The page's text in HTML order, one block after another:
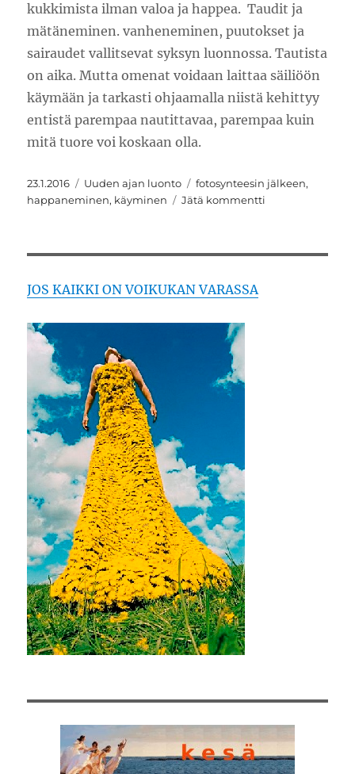
kukkimista ilman valoa ja happea. Taudit ja
mätäneminen. vanheneminen, puutokset ja
sairaudet vallitsevat syksyn luonnossa. Tautista
on aika. Mutta omenat voidaan laittaa säiliöön
käymään ja tarkasti ohjaamalla niistä kehittyy
entistä parempaa nautittavaa, parempaa kuin
mitä tuore voi koskaan olla.
Julkaistu
23.1.2016 Kategoriat
Uuden ajan luonto Avainsanat
fotosynteesin jälkeen,
happaneminen, käyminen Jätä kommentti
JOS KAIKKI ON VOIKUKAN VARASSA